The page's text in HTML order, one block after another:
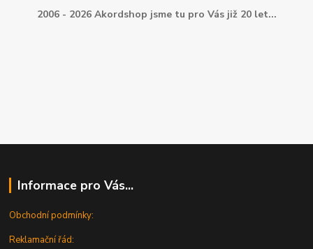
2006 - 2026 Akordshop jsme tu pro Vás již 20 let...
Informace pro Vás...
Obchodní podmínky:
Reklamační řád: